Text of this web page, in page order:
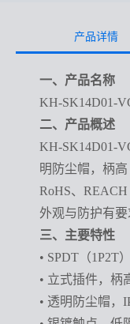
产品详情
一、产品名称
KH-SK14D01-
二、产品概述
KH-SK14D01-
明防尘帽，柄
RoHS、
外观与防护有要
三、主要特性
• SPDT（1P2T）
• 立式插件，柄
• 透明防尘帽，